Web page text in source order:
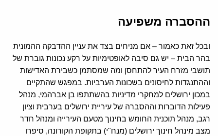
ההסברה משפיעה
ובכל זאת כאמור – אם מניחים בצד את עניין ההדבקה ההמונית
בהר הבית – יש גם סיבה לאופטימיות על רקע נכונות גוברת של
תושבי מזרח העיר להתחסן ומה שמסתמן כשבירת האדישות
וההתנגדות לחיסונים בשכונות הערביות. במפגש שהתקיים
במכון ירושלים למחקרי מדיניות בהשתתפו בן אברהמי, מנהל
פעילות הדוברות וההסברה של עיריית ירושלים בערבית וציון
רגב, מנהל תוכנית החומש בחינוך מטעם העירייה ומנהל חדר
מצב מינהל חינוך ירושלים (מנח"י) בתקופת הקורונה, סיפרו